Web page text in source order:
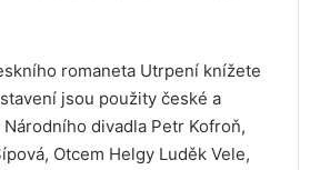
romaneta Utrpení knížete
jsou použity české a
divadla Petr Kofroň,
Otcem Helgy Luděk Vele,